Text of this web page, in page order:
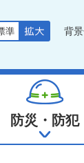
背
防災・防犯